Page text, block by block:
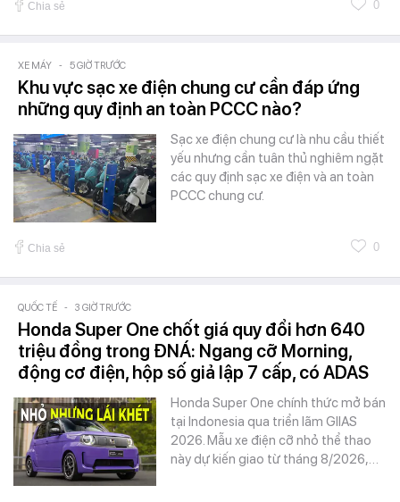
Chia sẻ 0
XE MÁY - 5 GIỜ TRƯỚC
Khu vực sạc xe điện chung cư cần đáp ứng
những quy định an toàn PCCC nào?
Sạc xe điện chung cư là nhu cầu thiết
yếu nhưng cần tuân thủ nghiêm ngặt
các quy định sạc xe điện và an toàn
PCCC chung cư.
Chia sẻ 0
QUỐC TẾ - 3 GIỜ TRƯỚC
Honda Super One chốt giá quy đổi hơn 640
triệu đồng trong ĐNÁ: Ngang cỡ Morning,
động cơ điện, hộp số giả lập 7 cấp, có ADAS
Honda Super One chính thức mở bán
tại Indonesia qua triển lãm GIIAS
2026. Mẫu xe điện cỡ nhỏ thể thao
này dự kiến giao từ tháng 8/2026,…